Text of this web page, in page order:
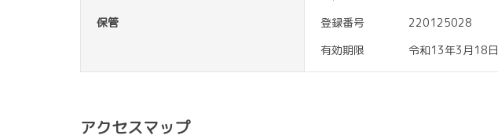
保管
登録番号
220125028
有効期限
令和13年3月18日
アクセスマップ